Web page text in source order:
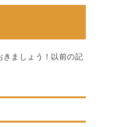
きましょう！以前の記